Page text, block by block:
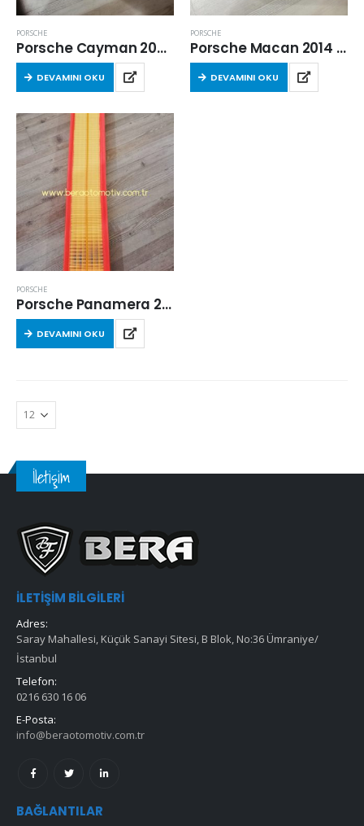
PORSCHE
Porsche Cayman 2004-2009 Arası 2.7 Benzinli Hava Filtresi
DEVAMINI OKU
PORSCHE
Porsche Macan 2014 Sonrası 2.0 Benzinli Hava Filtresi
DEVAMINI OKU
PORSCHE
Porsche Panamera 2011-2016 Arası 3.0 Dizel Hava Filtresi
DEVAMINI OKU
İletişim
İLETIŞIM BILGILERI
Adres:
Saray Mahallesi, Küçük Sanayi Sitesi, B Blok, No:36 Ümraniye/
İstanbul
Telefon:
0216 630 16 06
E-Posta:
info@beraotomotiv.com.tr
BAĞLANTILAR